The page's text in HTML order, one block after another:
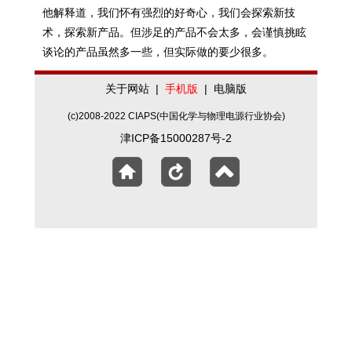
他解释道，我们怀有强烈的好奇心，我们会探索新技
术，探索新产品。但涉足的产品不会太多，会谨慎挑眩
谈论的产品虽然多一些，但实际做的要少很多。
关于网站 | 手机版 | 电脑版
(c)2008-2022 CIAPS(中国化学与物理电源行业协会)
津ICP备15000287号-2